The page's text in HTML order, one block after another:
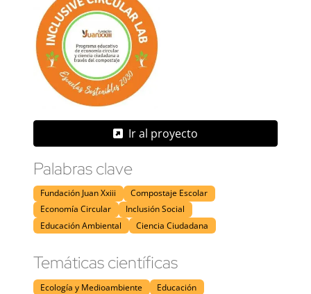
Ir al proyecto
Palabras clave
Fundación Juan Xxiii
Compostaje Escolar
Economía Circular
Inclusión Social
Educación Ambiental
Ciencia Ciudadana
Temáticas científicas
Ecología y Medioambiente
Educación